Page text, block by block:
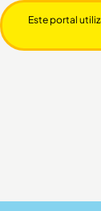
Este portal